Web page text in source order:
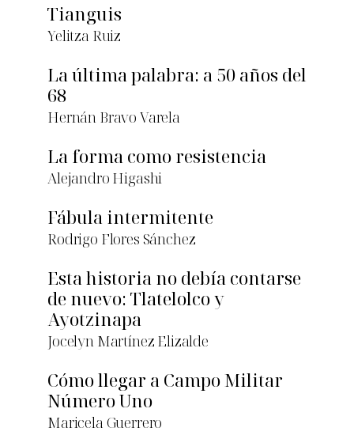
Tianguis
Yelitza Ruiz
La última palabra: a 50 años del
68
Hernán Bravo Varela
La forma como resistencia
Alejandro Higashi
Fábula intermitente
Rodrigo Flores Sánchez
Esta historia no debía contarse
de nuevo: Tlatelolco y
Ayotzinapa
Jocelyn Martínez Elizalde
Cómo llegar a Campo Militar
Número Uno
Maricela Guerrero